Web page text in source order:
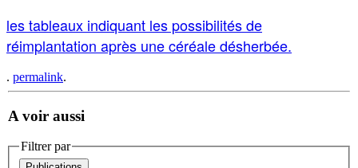
les tableaux indiquant les possibilités de
réimplantation après une céréale désherbée.
. permalink.
A voir aussi
Filtrer par